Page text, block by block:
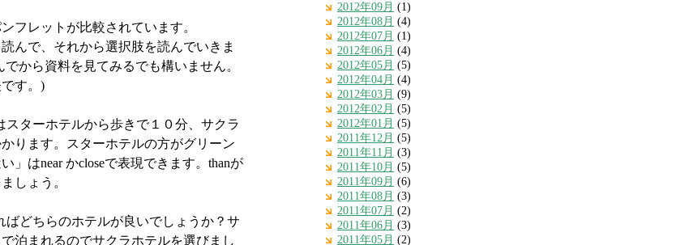
フレットが比較されています。
んで、それから選択肢を読んでいきま
から資料を見てみるでも構いません。
す。)
スターホテルから歩きで１０分、サクラ
ります。スターホテルの方がグリーン
」はnear かcloseで表現できます。thanが
しょう。
ばどちらのホテルが良いでしょうか？サ
泊まれるのでサクラホテルを選びまし
2012年09月 (1)
2012年08月 (4)
2012年07月 (1)
2012年06月 (4)
2012年05月 (5)
2012年04月 (4)
2012年03月 (9)
2012年02月 (5)
2012年01月 (5)
2011年12月 (5)
2011年11月 (3)
2011年10月 (5)
2011年09月 (6)
2011年08月 (3)
2011年07月 (2)
2011年06月 (3)
2011年05月 (2)